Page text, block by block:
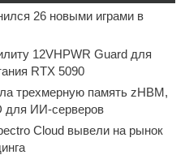
26 новыми играми в
12VHPWR Guard для
RTX 5090
трехмерную память zHBM,
для ИИ-серверов
Cloud вывели на рынок